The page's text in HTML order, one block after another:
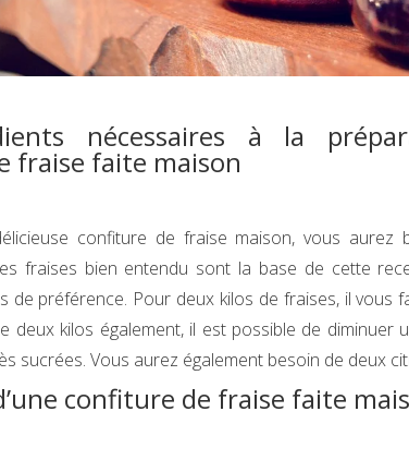
nécessaires à la
fraise faite maison
confiture de fraise maison, vous aurez
fraises bien entendu sont la base de cette
de préférence. Pour deux kilos de fraises, il vous
deux kilos également, il est possible de diminuer
sucrées. Vous aurez également besoin de deux
confiture de fraise faite